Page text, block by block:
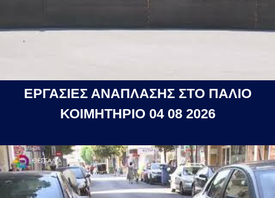
ΕΡΓΑΣΙΕΣ ΑΝΑΠΛΑΣΗΣ ΣΤΟ ΠΑΛΙΟ
ΚΟΙΜΗΤΗΡΙΟ 04 08 2026